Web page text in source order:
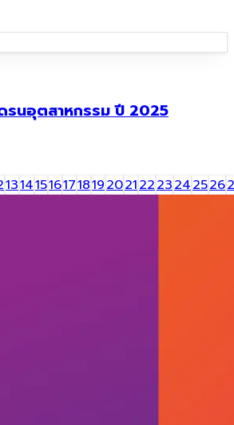
ดรนอุตสาหกรรม ปี 2025
1314151617181920212223242526